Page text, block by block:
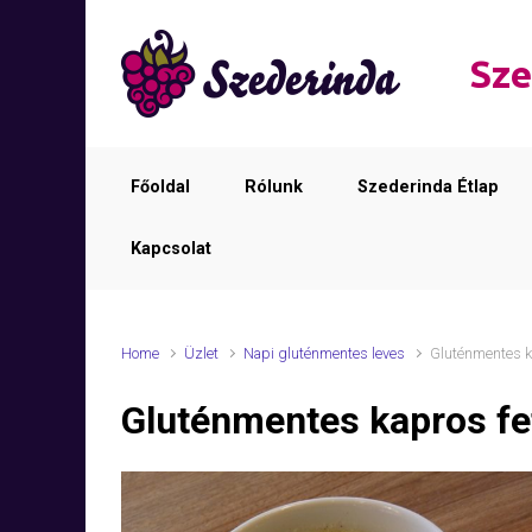
Főoldal Rólunk Szederinda Étlap
Kapcsolat
Home Üzlet Napi gluténmentes leves Gluténmentes
Gluténmentes kapros